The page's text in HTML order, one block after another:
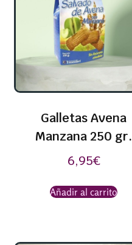
Galletas Avena
Manzana 250 gr.
6,95€
Añadir al carrito